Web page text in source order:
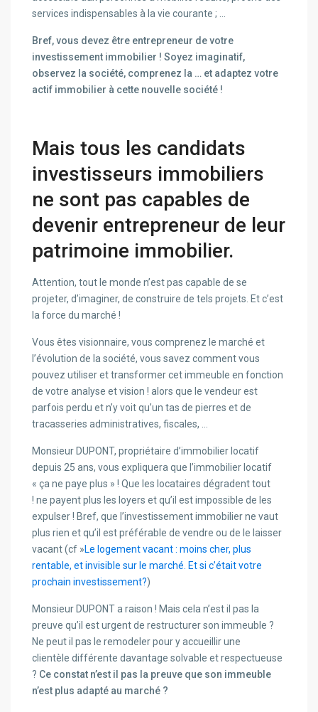
services indispensables à la vie courante ; …
Bref, vous devez être entrepreneur de votre
investissement immobilier ! Soyez imaginatif,
observez la société, comprenez la … et adaptez votre
actif immobilier à cette nouvelle société !
Mais tous les candidats
investisseurs immobiliers
ne sont pas capables de
devenir entrepreneur de leur
patrimoine immobilier.
Attention, tout le monde n’est pas capable de se
projeter, d’imaginer, de construire de tels projets. Et c’est
la force du marché !
Vous êtes visionnaire, vous comprenez le marché et
l’évolution de la société, vous savez comment vous
pouvez utiliser et transformer cet immeuble en fonction
de votre analyse et vision ! alors que le vendeur est
parfois perdu et n’y voit qu’un tas de pierres et de
tracasseries administratives, fiscales, …
Monsieur DUPONT, propriétaire d’immobilier locatif
depuis 25 ans, vous expliquera que l’immobilier locatif
« ça ne paye plus » ! Que les locataires dégradent tout
! ne payent plus les loyers et qu’il est impossible de les
expulser ! Bref, que l’investissement immobilier ne vaut
plus rien et qu’il est préférable de vendre ou de le laisser
vacant (cf »Le logement vacant : moins cher, plus
rentable, et invisible sur le marché. Et si c’était votre
prochain investissement?)
Monsieur DUPONT a raison ! Mais cela n’est il pas la
preuve qu’il est urgent de restructurer son immeuble ?
Ne peut il pas le remodeler pour y accueillir une
clientèle différente davantage solvable et respectueuse
? Ce constat n’est il pas la preuve que son immeuble
n’est plus adapté au marché ?